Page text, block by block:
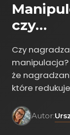
czy…
Czy
manipulacja?
że
które
Autor: